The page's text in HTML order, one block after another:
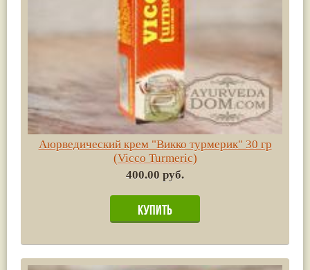
Аюрведический крем "Викко турмерик" 30 гр
(Vicco Turmeric)
400.00 руб.